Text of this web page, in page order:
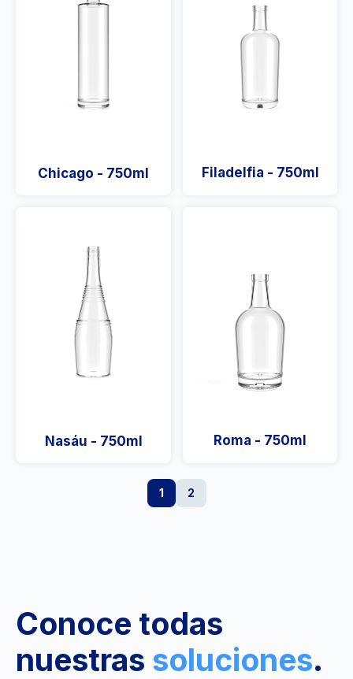
Chicago - 750ml Filadelfia - 750ml
Nasáu - 750ml Roma - 750ml
1 2
Conoce todas
nuestras soluciones.